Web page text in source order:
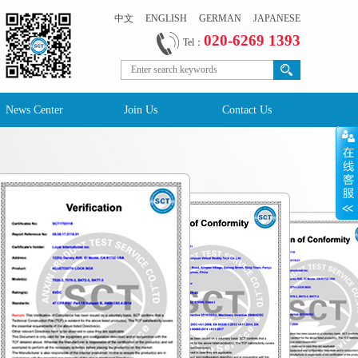
中文 ENGLISH GERMAN JAPANESE
Tel： 020-6269 1393
News Center Join Us Contact Us